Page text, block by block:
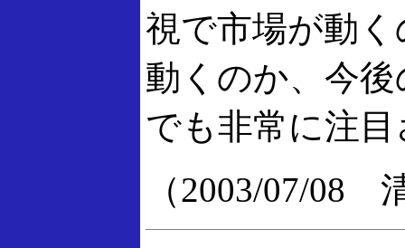
視で市場が動
動くのか、今
でも非常に注
（2003/07/08